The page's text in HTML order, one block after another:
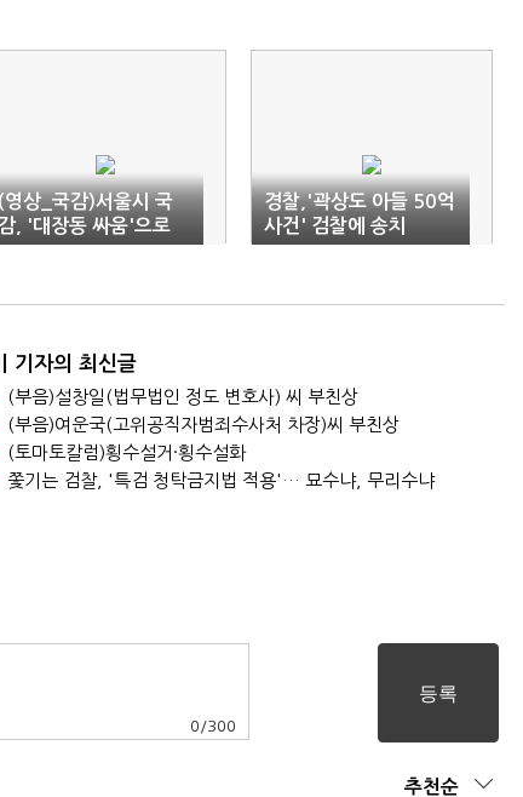
영상_국감)서울시 국
감, '대장동 싸움'으로
수라장(종합)
경찰,'곽상도 아들 50억
사건' 검찰에 송치
기자의 최신글
(부음)설창일(법무법인 정도 변호사) 씨 부친상
(부음)여운국(고위공직자범죄수사처 차장)씨 부친상
(토마토칼럼)횡수설거·횡수설화
쫓기는 검찰, '특검 청탁금지법 적용'… 묘수냐, 무리수냐
0 /300
추천순